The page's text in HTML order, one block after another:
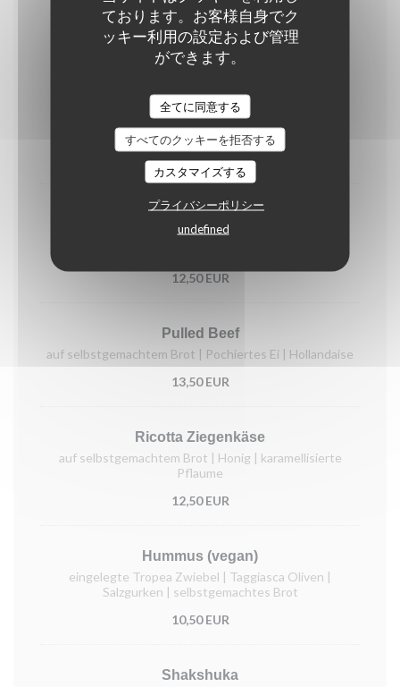
ております。お客様自身でク
ッキー利用の設定および管理
ができます。
全てに同意する
すべてのクッキーを拒否する
カスタマイズする
プライバシーポリシー
undefined
Brunch
Jeden Samstag und Sonntag 10:00 Uhr bis 14:00 Uhr
Buns & Bites
Egg Benedict | Griechischer Joghurt | French Toast |
Brot & Aufstrich für Unentschlossene
19,50 EUR
Egg Dropp
Rührei auf fluffigem Brioche | Spinat | Chillimayo |
12,50 EUR
Pulled Beef
auf selbstgemachtem Brot | Pochiertes Ei | Hollandaise
13,50 EUR
Ricotta Ziegenkäse
auf selbstgemachtem Brot | Honig | karamellisierte
Pflaume
12,50 EUR
Hummus (vegan)
eingelegte Tropea Zwiebel | Taggiasca Oliven |
Salzgurken | selbstgemachtes Brot
10,50 EUR
Shakshuka